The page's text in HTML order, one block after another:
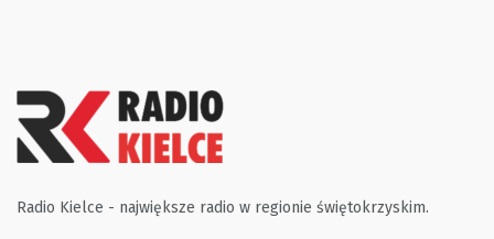
Radio Kielce - największe radio w regionie świętokrzyskim.